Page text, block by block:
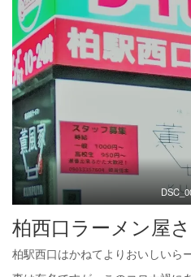
柏西口ラーメン屋
柏駅西口はかねてよりおいしいら